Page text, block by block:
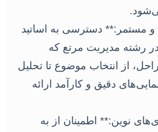
مستمر:** دسترسی به اساتید
رشته مدیریت مرتع که
از انتخاب موضوع تا تحلیل
دقیق و کارآمد ارائه
نوین:** اطمینان از به